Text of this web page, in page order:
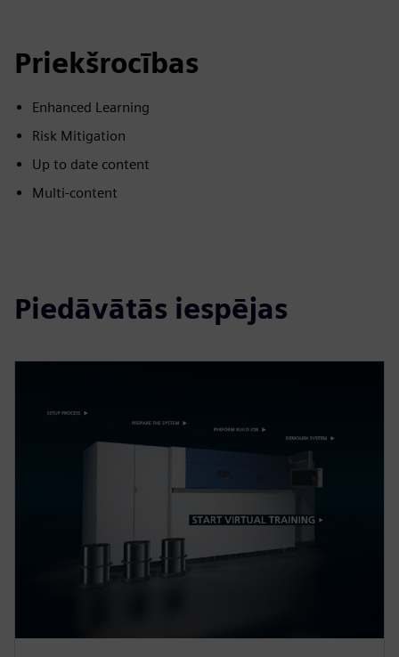
Priekšrocības
Enhanced Learning
Risk Mitigation
Up to date content
Multi-content
Piedāvātās iespējas